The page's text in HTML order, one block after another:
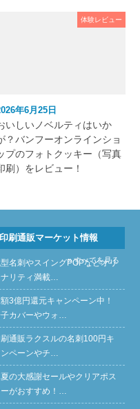
体験レビュー
年6月25日
いしいノベルティはいか
？バンフーオンラインショ
プのフォトクッキー（写真
刷）をレビュー！
刷通販マーケット情報
» すべてを見る
名刺やスイングPOPなどオリ
ナリティ満載…
3億円還元キャンペーン中！
カバーやウォ…
通販ラクスルの名刺100円キ
ンペーンやチ…
の大感謝セールやクリアポス
ーがおすすめ！…